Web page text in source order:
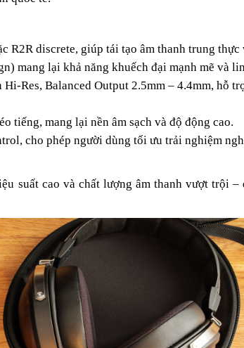
R2R discrete, giúp tái tạo âm thanh trung thực
mang lại khả năng khuếch đại mạnh mẽ và
Res, Balanced Output 2.5mm – 4.4mm, hỗ
tiếng, mang lại nền âm sạch và độ động cao.
cho phép người dùng tối ưu trải nghiệm
suất cao và chất lượng âm thanh vượt trội –